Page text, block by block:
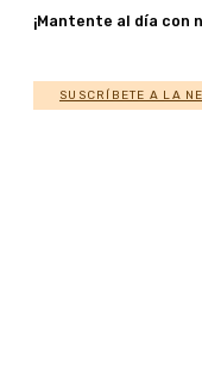
¡Mantente al día con
SUSCRÍBETE A LA